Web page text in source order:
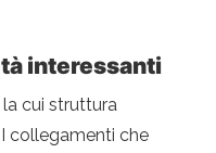
interessanti
cui struttura
collegamenti che